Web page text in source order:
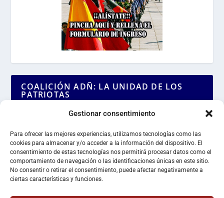
Gestionar consentimiento
Para ofrecer las mejores experiencias, utilizamos tecnologías como las
cookies para almacenar y/o acceder a la información del dispositivo. El
consentimiento de estas tecnologías nos permitirá procesar datos como el
comportamiento de navegación o las identificaciones únicas en este sitio.
No consentir o retirar el consentimiento, puede afectar negativamente a
ciertas características y funciones.
COALICIÓN ADÑ: LA UNIDAD DE LOS
PATRIOTAS